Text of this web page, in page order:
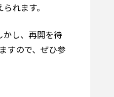
れます。
かし、再開を待
すので、ぜひ参